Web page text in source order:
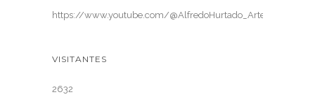
https://www.youtube.com/@AlfredoHurtado_ArteElectronica
VISITANTES
2632